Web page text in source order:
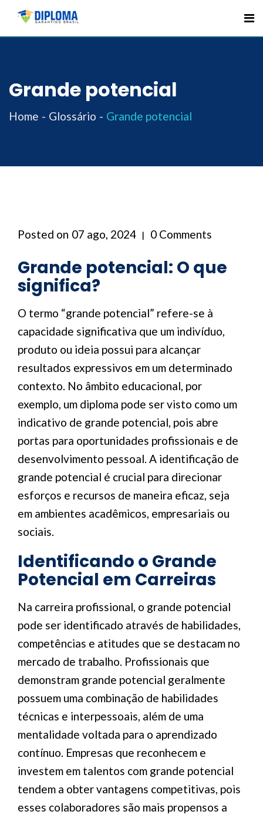
Skip
Grande potencial
Home Glossário Grande potencial
Posted on 07 ago, 2024 0 Comments
Grande potencial: O que
significa?
O termo “grande potencial” refere-se à
capacidade significativa que um indivíduo,
produto ou ideia possui para alcançar
resultados expressivos em um determinado
contexto. No âmbito educacional, por
exemplo, um diploma pode ser visto como um
indicativo de grande potencial, pois abre
portas para oportunidades profissionais e de
desenvolvimento pessoal. A identificação de
grande potencial é crucial para direcionar
esforços e recursos de maneira eficaz, seja
em ambientes acadêmicos, empresariais ou
sociais.
Identificando o Grande
Potencial em Carreiras
Na carreira profissional, o grande potencial
pode ser identificado através de habilidades,
competências e atitudes que se destacam no
mercado de trabalho. Profissionais que
demonstram grande potencial geralmente
possuem uma combinação de habilidades
técnicas e interpessoais, além de uma
mentalidade voltada para o aprendizado
contínuo. Empresas que reconhecem e
investem em talentos com grande potencial
tendem a obter vantagens competitivas, pois
esses colaboradores são mais propensos a